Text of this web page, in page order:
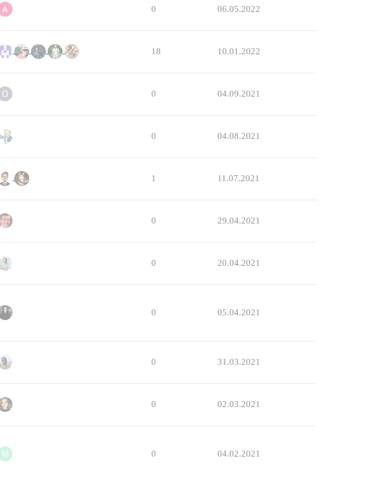
0 06.05.2022
18 10.01.2022
0 04.09.2021
0 04.08.2021
1 11.07.2021
0 29.04.2021
0 20.04.2021
0 05.04.2021
0 31.03.2021
0 02.03.2021
0 04.02.2021